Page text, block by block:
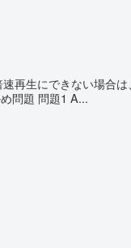
再生にできない場合は
問題 問題1 A...